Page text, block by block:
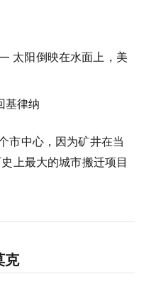
太阳倒映在水面上，美
基律纳
市中心，因为矿井在当
上最大的城市搬迁项目
克